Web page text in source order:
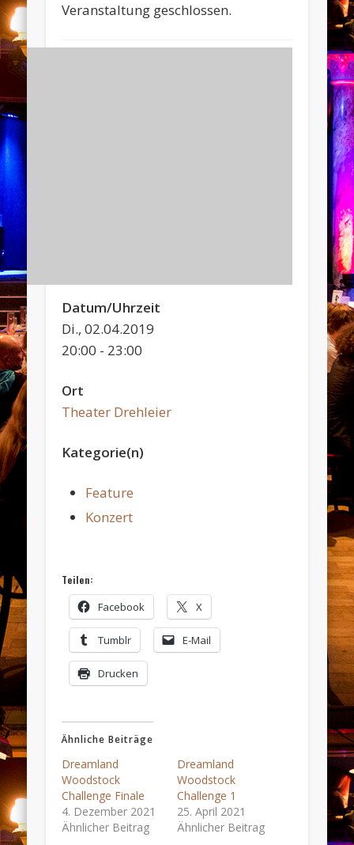
Veranstaltung geschlossen.
Datum/Uhrzeit
Di., 02.04.2019
20:00 - 23:00
Ort
Theater Drehleier
Kategorie(n)
Feature
Konzert
Teilen:
Facebook X
Tumblr E-Mail
Drucken
Ähnliche Beiträge
Dreamland
Woodstock
Challenge Finale
4. Dezember 2021
Ähnlicher Beitrag
Dreamland
Woodstock
Challenge 1
25. April 2021
Ähnlicher Beitrag